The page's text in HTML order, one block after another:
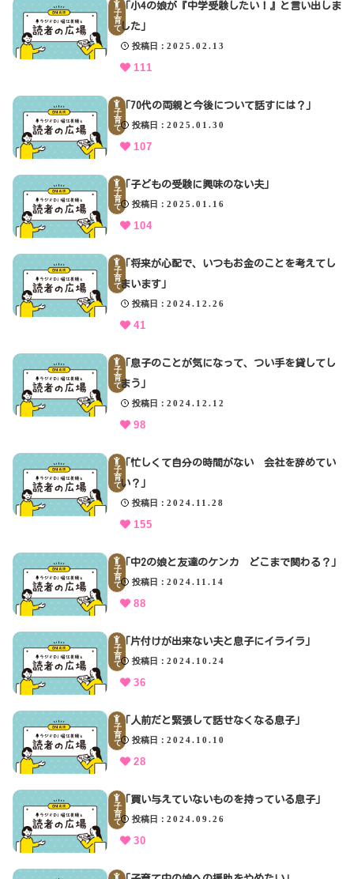
子
育
て
「小4の娘が『中学受験したい！』と言い出しま
した」
投稿日 2025.02.13
111
子
育
て
「70代の両親と今後について話すには？」
投稿日 2025.01.30
107
子
育
て
「子どもの受験に興味のない夫」
投稿日 2025.01.16
104
子
育
て
「将来が心配で、いつもお金のことを考えてし
まいます」
投稿日 2024.12.26
41
子
育
て
「息子のことが気になって、つい手を貸してし
まう」
投稿日 2024.12.12
98
子
育
て
「忙しくて自分の時間がない 会社を辞めてい
い？」
投稿日 2024.11.28
155
子
育
て
「中2の娘と友達のケンカ どこまで関わる？」
投稿日 2024.11.14
88
子
育
て
「片付けが出来ない夫と息子にイライラ」
投稿日 2024.10.24
36
子
育
て
「人前だと緊張して話せなくなる息子」
投稿日 2024.10.10
28
子
育
て
「買い与えていないものを持っている息子」
投稿日 2024.09.26
30